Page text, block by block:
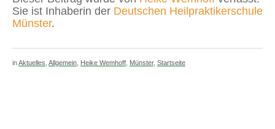
Sie ist Inhaberin der Deutschen Heilpraktikerschule
Münster.
inAktuelles Allgemein Heike Wemhoff Münster, Startseite